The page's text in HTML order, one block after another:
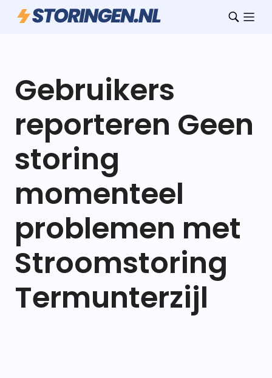
Gebruikers
reporteren Geen
storing
momenteel
problemen met
Stroomstoring
Termunterzijl